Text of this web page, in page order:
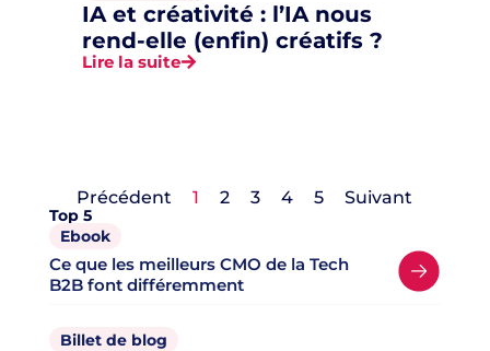
IA et créativité : l’IA nous
rend-elle (enfin) créatifs ?
Lire la suite
Précédent 1 2 3 4 5 Suivant
Top 5
Ebook
Ce que les meilleurs CMO de la Tech
B2B font différemment
Billet de blog